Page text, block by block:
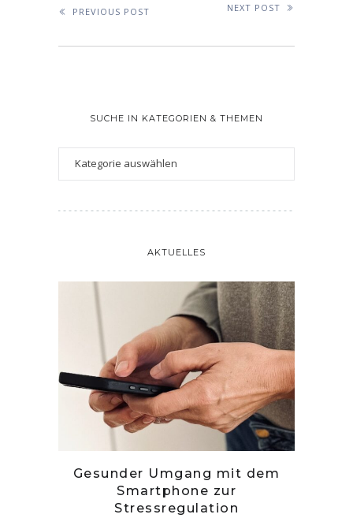
PREVIOUS POST NEXT POST
SUCHE IN KATEGORIEN & THEMEN
AKTUELLES
Gesunder Umgang mit dem
Smartphone zur
Stressregulation